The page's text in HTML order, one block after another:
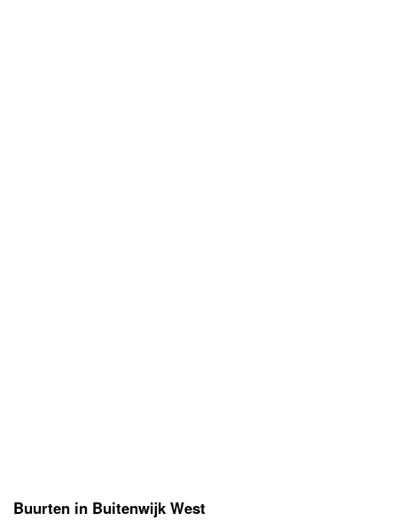
Buurten in Buitenwijk West